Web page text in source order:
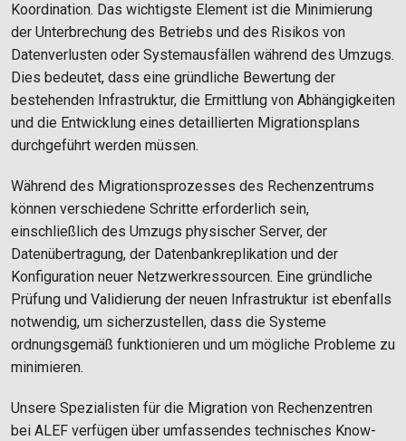
Koordination. Das wichtigste Element ist die Minimierung
der Unterbrechung des Betriebs und des Risikos von
Datenverlusten oder Systemausfällen während des Umzugs.
Dies bedeutet, dass eine gründliche Bewertung der
bestehenden Infrastruktur, die Ermittlung von Abhängigkeiten
und die Entwicklung eines detaillierten Migrationsplans
durchgeführt werden müssen.
Während des Migrationsprozesses des Rechenzentrums
können verschiedene Schritte erforderlich sein,
einschließlich des Umzugs physischer Server, der
Datenübertragung, der Datenbankreplikation und der
Konfiguration neuer Netzwerkressourcen. Eine gründliche
Prüfung und Validierung der neuen Infrastruktur ist ebenfalls
notwendig, um sicherzustellen, dass die Systeme
ordnungsgemäß funktionieren und um mögliche Probleme zu
minimieren.
Unsere Spezialisten für die Migration von Rechenzentren
bei ALEF verfügen über umfassendes technisches Know-